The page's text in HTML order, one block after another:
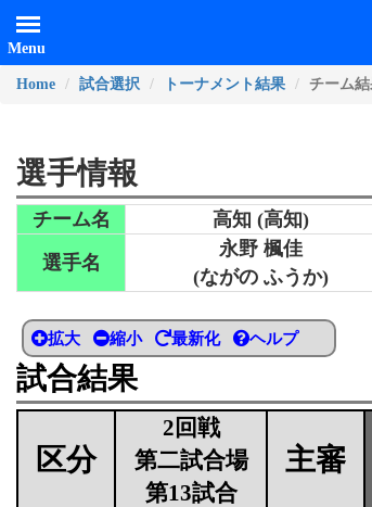
Menu
Home 試合選択 トーナメント結果 チーム
選手情報
チーム名
高知 (高知)
選手名
永野 楓佳
(ながの ふうか)
拡大 縮小 最新化 ヘルプ
試合結果
区分
2回戦
第二試合場
第13試合
主審